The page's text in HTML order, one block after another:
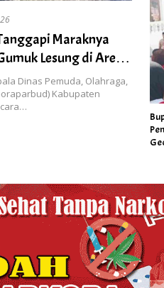
Maraknya
Lesung di Area
Dinas Pemuda, Olahraga,
Kabupaten